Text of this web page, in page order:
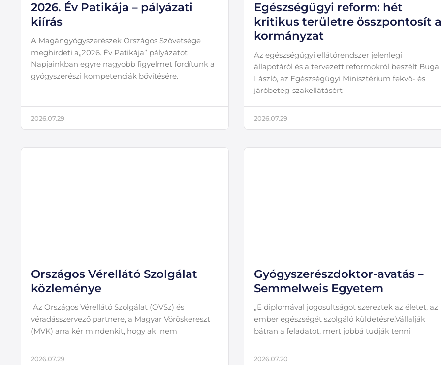
2026. Év Patikája – pályázati
kiírás
A Magángyógyszerészek Országos Szövetsége
meghirdeti a„2026. Év Patikája” pályázatot
Napjainkban egyre nagyobb figyelmet fordítunk a
gyógyszerészi kompetenciák bővítésére.
2026.07.29
Egészségügyi reform: hét
kritikus területre összpontosít a
kormányzat
Az egészségügyi ellátórendszer jelenlegi
állapotáról és a tervezett reformokról beszélt Buga
László, az Egészségügyi Minisztérium fekvő- és
járóbeteg-szakellátásért
2026.07.29
Országos Vérellátó Szolgálat
közleménye
Az Országos Vérellátó Szolgálat (OVSz) és
véradásszervező partnere, a Magyar Vöröskereszt
(MVK) arra kér mindenkit, hogy aki nem
2026.07.29
Gyógyszerészdoktor-avatás –
Semmelweis Egyetem
„E diplomával jogosultságot szereztek az életet, az
ember egészségét szolgáló küldetésre.Vállalják
bátran a feladatot, mert jobbá tudják tenni
2026.07.20